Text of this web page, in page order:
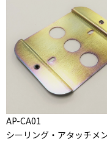
AP-CA01
シーリング・アタッチメ